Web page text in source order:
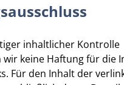
inhaltlicher Kontrolle
keine Haftung für die
Für den Inhalt der